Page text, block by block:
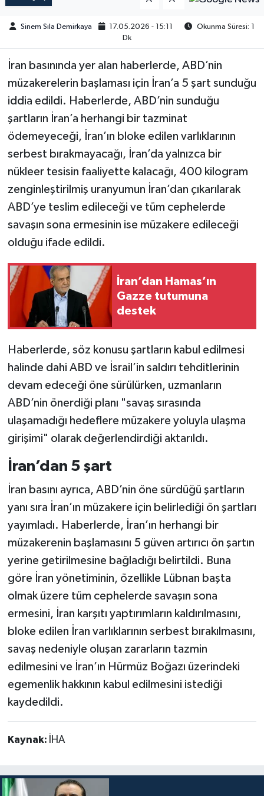
Sinem Sıla Demirkaya 17.05.2026 - 15:11
Okunma Süresi: 1
Dk
İran basınında yer alan haberlerde, ABD’nin
müzakerelerin başlaması için İran’a 5 şart sunduğu
iddia edildi. Haberlerde, ABD’nin sunduğu
şartların İran’a herhangi bir tazminat
ödemeyeceği, İran’ın bloke edilen varlıklarının
serbest bırakmayacağı, İran’da yalnızca bir
nükleer tesisin faaliyette kalacağı, 400 kilogram
zenginleştirilmiş uranyumun İran’dan çıkarılarak
ABD’ye teslim edileceği ve tüm cephelerde
savaşın sona ermesinin ise müzakere edileceği
olduğu ifade edildi.
İran’dan Hamas’ın
Gazze tutumuna
destek
Haberlerde, söz konusu şartların kabul edilmesi
halinde dahi ABD ve İsrail’in saldırı tehditlerinin
devam edeceği öne sürülürken, uzmanların
ABD’nin önerdiği planı "savaş sırasında
ulaşamadığı hedeflere müzakere yoluyla ulaşma
girişimi" olarak değerlendirdiği aktarıldı.
İran’dan 5 şart
İran basını ayrıca, ABD’nin öne sürdüğü şartların
yanı sıra İran’ın müzakere için belirlediği ön şartları
yayımladı. Haberlerde, İran’ın herhangi bir
müzakerenin başlamasını 5 güven artırıcı ön şartın
yerine getirilmesine bağladığı belirtildi. Buna
göre İran yönetiminin, özellikle Lübnan başta
olmak üzere tüm cephelerde savaşın sona
ermesini, İran karşıtı yaptırımların kaldırılmasını,
bloke edilen İran varlıklarının serbest bırakılmasını,
savaş nedeniyle oluşan zararların tazmin
edilmesini ve İran’ın Hürmüz Boğazı üzerindeki
egemenlik hakkının kabul edilmesini istediği
kaydedildi.
Kaynak: İHA